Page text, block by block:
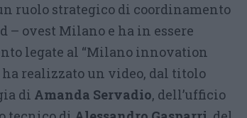
ruolo strategico di coordinamento
– ovest Milano e ha in essere
legate al “Milano innovation
ha realizzato un video, dal titolo
di Amanda Servadio, dell’ufficio